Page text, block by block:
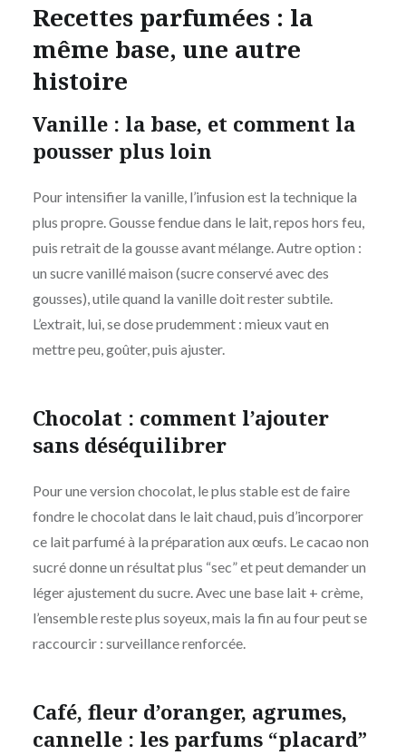
Recettes parfumées : la
même base, une autre
histoire
Vanille : la base, et comment la
pousser plus loin
Pour intensifier la vanille, l’infusion est la technique la
plus propre. Gousse fendue dans le lait, repos hors feu,
puis retrait de la gousse avant mélange. Autre option :
un sucre vanillé maison (sucre conservé avec des
gousses), utile quand la vanille doit rester subtile.
L’extrait, lui, se dose prudemment : mieux vaut en
mettre peu, goûter, puis ajuster.
Chocolat : comment l’ajouter
sans déséquilibrer
Pour une version chocolat, le plus stable est de faire
fondre le chocolat dans le lait chaud, puis d’incorporer
ce lait parfumé à la préparation aux œufs. Le cacao non
sucré donne un résultat plus “sec” et peut demander un
léger ajustement du sucre. Avec une base lait + crème,
l’ensemble reste plus soyeux, mais la fin au four peut se
raccourcir : surveillance renforcée.
Café, fleur d’oranger, agrumes,
cannelle : les parfums “placard”